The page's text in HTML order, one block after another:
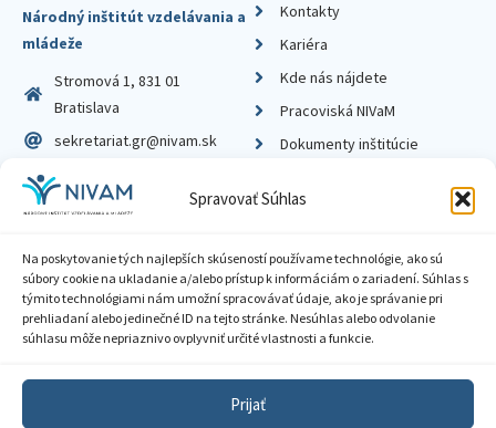
Spravovať Súhlas
Na poskytovanie tých najlepších skúseností používame technológie, ako sú
súbory cookie na ukladanie a/alebo prístup k informáciám o zariadení. Súhlas s
týmito technológiami nám umožní spracovávať údaje, ako je správanie pri
prehliadaní alebo jedinečné ID na tejto stránke. Nesúhlas alebo odvolanie
súhlasu môže nepriaznivo ovplyvniť určité vlastnosti a funkcie.
Prijať
Národný inštitút vzdelávania a
mládeže
Stromová 1, 831 01
Bratislava
sekretariat.gr@nivam.sk
IČO: 00164348
DIČ: 2020798714
Kontakty
Kariéra
Kde nás nájdete
Pracoviská NIVaM
Dokumenty inštitúcie
Zásady ochrany súkromia
Sprístupnenie informácií